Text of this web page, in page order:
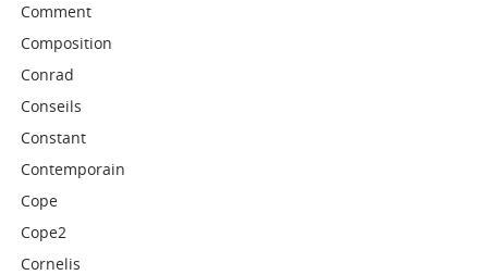
Comment
Composition
Conrad
Conseils
Constant
Contemporain
Cope
Cope2
Cornelis